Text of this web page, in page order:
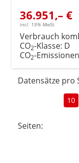
36.951,– €
incl. 19% MwSt.
Verbrauch
CO2-Klasse: D
CO2-
Datensätze pro
10
Seiten: